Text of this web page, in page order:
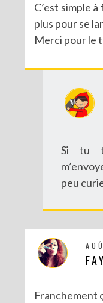
C’est simple
plus pour se
Merci pour le
Si tu
peu
FAY
Franchement